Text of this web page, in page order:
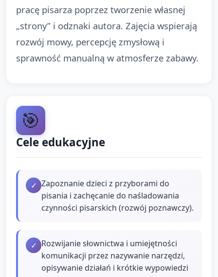
pracę pisarza poprzez tworzenie własnej
„strony” i odznaki autora. Zajęcia wspierają
rozwój mowy, percepcję zmysłową i
sprawność manualną w atmosferze zabawy.
🎯
Cele edukacyjne
✓ Zapoznanie dzieci z przyborami do
pisania i zachęcanie do naśladowania
czynności pisarskich (rozwój poznawczy).
✓ Rozwijanie słownictwa i umiejętności
komunikacji przez nazywanie narzędzi,
opisywanie działań i krótkie wypowiedzi